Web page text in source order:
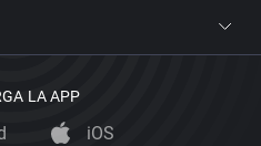
LA APP
iOS